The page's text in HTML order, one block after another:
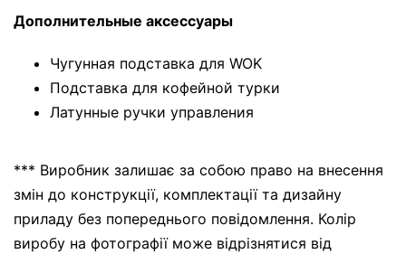
Дополнительные аксессуары
Чугунная подставка для WOK
Подставка для кофейной турки
Латунные ручки управления
*** Виробник залишає за собою право на внесення
змін до конструкції, комплектації та дизайну
приладу без попереднього повідомлення. Колір
виробу на фотографії може відрізнятися від